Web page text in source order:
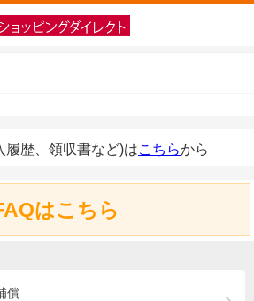
履歴、領収書など)はこちらから
はこちら
償